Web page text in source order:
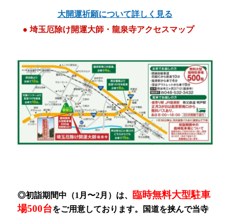
大開運祈願について詳しく見る
● 埼玉厄除け開運大師・龍泉寺アクセスマップ
◎初詣期間中（1月〜2月） は、 臨時無料大型駐車
場500台をご用意しております。
国道を挟んで当寺